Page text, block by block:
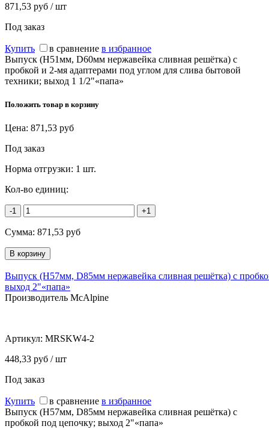
871,53 руб / шт
Под заказ
Купить в сравнение в избранное
Выпуск (H51мм, D60мм нержавейка сливная решётка) с
пробкой и 2-мя адаптерами под углом для слива бытовой
техники; выход 1 1/2"«папа»
Положить товар в корзину
Цена: 871,53 руб
Под заказ
Норма отгрузки: 1 шт.
Кол-во единиц:
-1 +1
Сумма: 871,53 руб
Выпуск (H57мм, D85мм нержавейка сливная решётка) с
выход 2"«папа»
Производитель McAlpine
Артикул: MRSKW4-2
448,33 руб / шт
Под заказ
Купить в сравнение в избранное
Выпуск (H57мм, D85мм нержавейка сливная решётка) с
пробкой под цепочку; выход 2"«папа»